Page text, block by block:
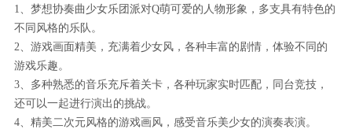
1、梦想协奏曲少女乐团派对Q萌可爱的人物形象，多支具有特色的
不同风格的乐队。
2、游戏画面精美，充满着少女风，各种丰富的剧情，体验不同的
游戏乐趣。
3、多种熟悉的音乐充斥着关卡，各种玩家实时匹配，同台竞技，
还可以一起进行演出的挑战。
4、精美二次元风格的游戏画风，感受音乐美少女的演奏表演。